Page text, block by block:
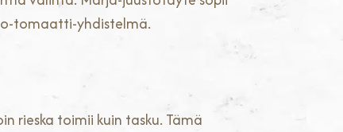
tomaatti-yhdistelmä.
rieska toimii kuin tasku. Tämä